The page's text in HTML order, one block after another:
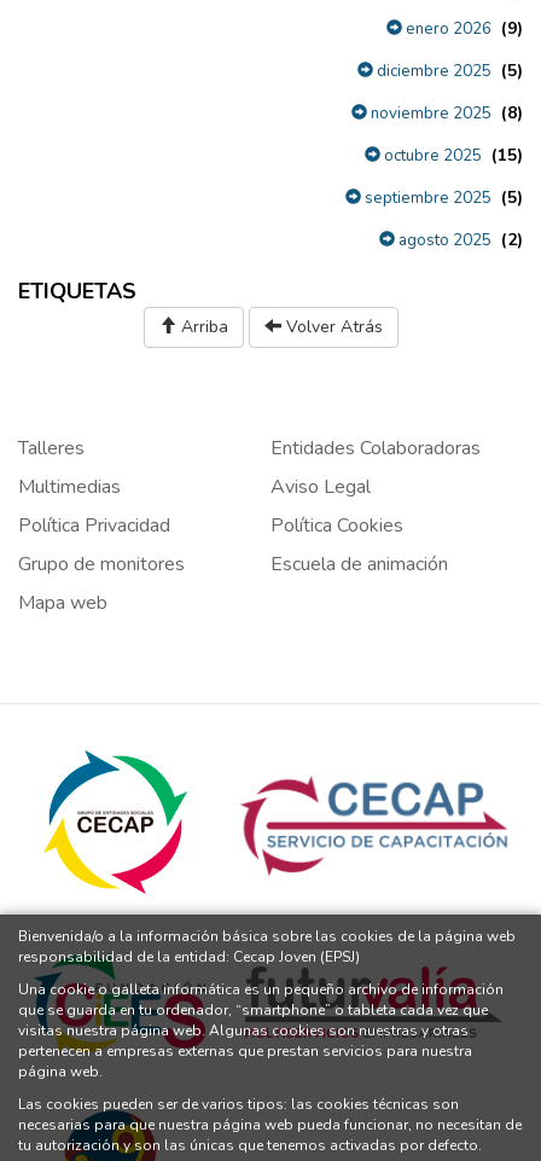
enero 2026 (9)
diciembre 2025 (5)
noviembre 2025 (8)
octubre 2025 (15)
septiembre 2025 (5)
agosto 2025 (2)
ETIQUETAS
Arriba Volver Atrás
Talleres
Entidades Colaboradoras
Multimedias
Aviso Legal
Política Privacidad
Política Cookies
Grupo de monitores
Escuela de animación
Mapa web
Bienvenida/o a la información básica sobre las cookies de la página web
responsabilidad de la entidad: Cecap Joven (EPSJ)
Una cookie o galleta informática es un pequeño archivo de información
que se guarda en tu ordenador, “smartphone” o tableta cada vez que
visitas nuestra página web. Algunas cookies son nuestras y otras
pertenecen a empresas externas que prestan servicios para nuestra
página web.
Las cookies pueden ser de varios tipos: las cookies técnicas son
necesarias para que nuestra página web pueda funcionar, no necesitan de
tu autorización y son las únicas que tenemos activadas por defecto.